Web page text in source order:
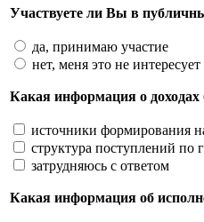
Участвуете ли Вы в
да, принимаю участие
нет, меня это не интересует
Какая информация о доходах
источники формирования
структура поступлений по
затрудняюсь с ответом
Какая информация об